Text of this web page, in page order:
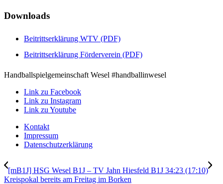
Downloads
Beitrittserklärung WTV (PDF)
Beitrittserklärung Förderverein (PDF)
Handballspielgemeinschaft Wesel #handballinwesel
Link zu Facebook
Link zu Instagram
Link zu Youtube
Kontakt
Impressum
Datenschutzerklärung
[mB1J] HSG Wesel B1J – TV Jahn Hiesfeld B1J 34:23 (17:10)
Kreispokal bereits am Freitag im Borken